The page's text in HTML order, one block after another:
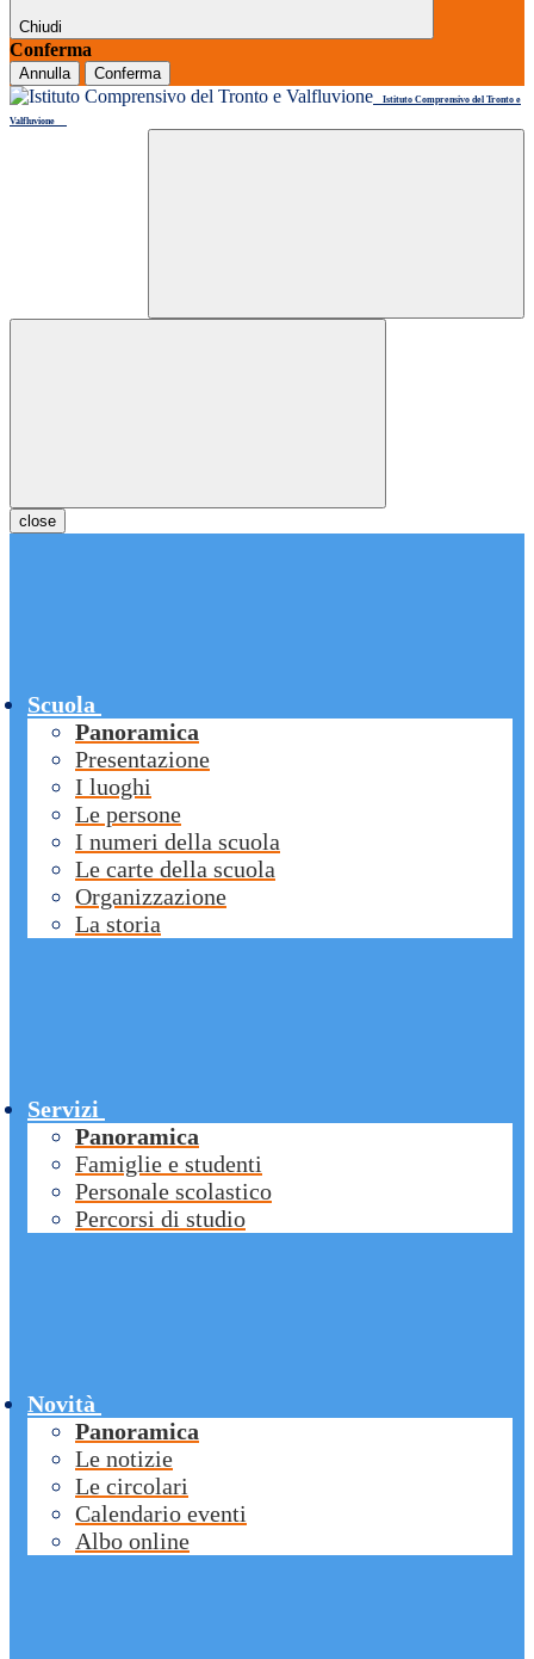
Chiudi
Conferma
Annulla Conferma
Istituto Comprensivo del Tronto e
Valfluvione
close
Scuola
Panoramica
Presentazione
I luoghi
Le persone
I numeri della scuola
Le carte della scuola
Organizzazione
La storia
Servizi
Panoramica
Famiglie e studenti
Personale scolastico
Percorsi di studio
Novità
Panoramica
Le notizie
Le circolari
Calendario eventi
Albo online